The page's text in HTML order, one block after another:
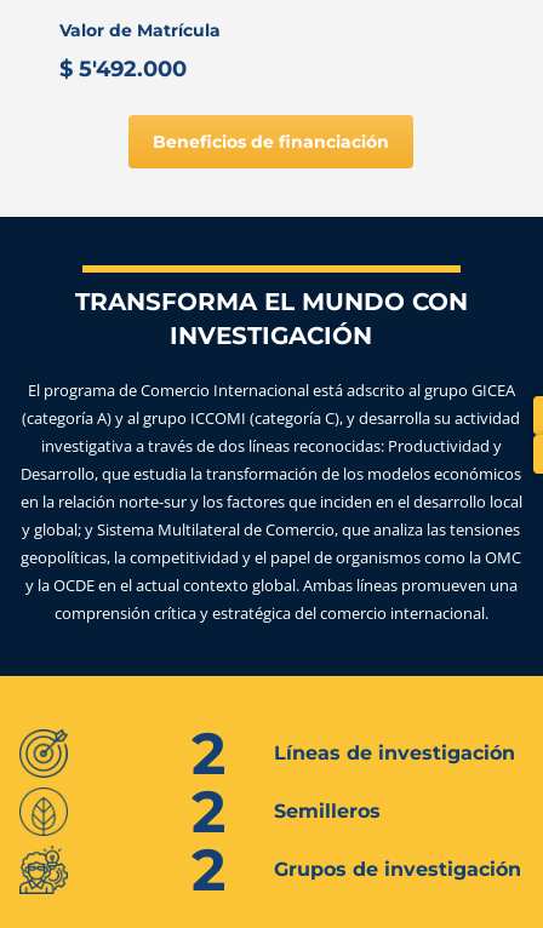
Valor de Matrícula
$ 5'492.000
Beneficios de financiación
TRANSFORMA EL MUNDO CON
INVESTIGACIÓN
El programa de Comercio Internacional está adscrito al grupo GICEA
(categoría A) y al grupo ICCOMI (categoría C), y desarrolla su actividad
investigativa a través de dos líneas reconocidas: Productividad y
Desarrollo, que estudia la transformación de los modelos económicos
en la relación norte-sur y los factores que inciden en el desarrollo local
y global; ySistema Multilateral de Comercio, que analiza las tensiones
geopolíticas, la competitividad y el papel de organismos como la OMC
y la OCDE en el actual contexto global. Ambas líneas promueven una
comprensión crítica y estratégica del comercio internacional.
2 Líneas de investigación
2 Semilleros
2 Grupos de investigación